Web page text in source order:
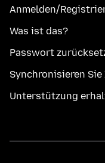
Anmelden/
Was ist das?
Passwort
Synchronisieren Sie
Unterstützung